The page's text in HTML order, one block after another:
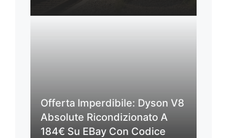
Offerta Imperdibile: Dyson V8
Absolute Ricondizionato A
184€ Su EBay Con Codice